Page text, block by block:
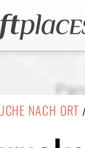
NACH ORT